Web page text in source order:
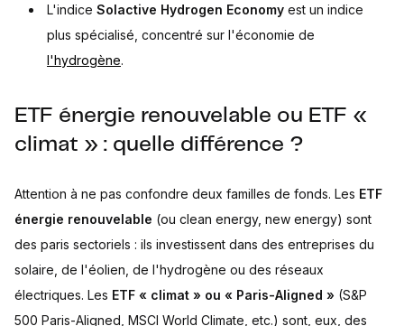
L'indice Solactive Hydrogen Economy est un indice
plus spécialisé, concentré sur l'économie de
l'hydrogène.
ETF énergie renouvelable ou ETF «
climat » : quelle différence ?
Attention à ne pas confondre deux familles de fonds. Les ETF
énergie renouvelable (ou clean energy, new energy) sont
des paris sectoriels : ils investissent dans des entreprises du
solaire, de l'éolien, de l'hydrogène ou des réseaux
électriques. Les ETF « climat » ou « Paris-Aligned » (S&P
500 Paris-Aligned, MSCI World Climate, etc.) sont, eux, des